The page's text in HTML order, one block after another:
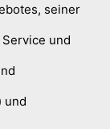
seiner
und
und